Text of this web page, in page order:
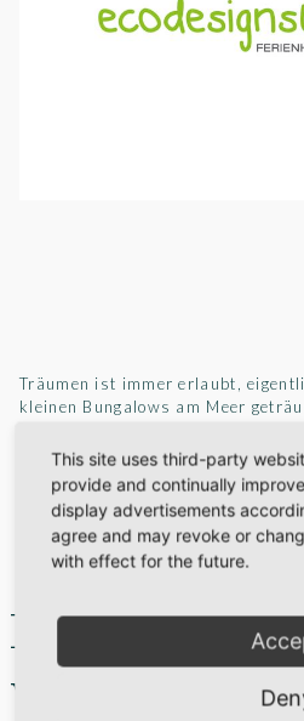
Träumen ist immer erlaubt,
kleinen Bungalows am Meer
Ferienhäuser in einem ruhigen
ganz in der Nähe vom
Wichtig war mir dass es
denen die Gäste sich frei
vom
This site uses third-party
provide and continually
display advertisements
agree and may revoke or
with effect for the future.